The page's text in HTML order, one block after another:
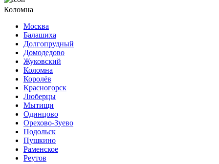
Коломна
Москва
Балашиха
Долгопрудный
Домодедово
Жуковский
Коломна
Королёв
Красногорск
Люберцы
Мытищи
Одинцово
Орехово-Зуево
Подольск
Пушкино
Раменское
Реутов